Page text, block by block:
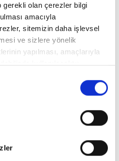
olan çerezler bilgi
amacıyla
sitemizin daha işlevsel
ve sizlere yönelik
yapılması, amaçlarıyla
kullanılacaktır.
Çerezlere ilişkin detaylı bilgi
Çerez Bilgilendirme
Korunması Kanunu uyarınca
kapsamında
faaliyetleri ile ilgili daha
1